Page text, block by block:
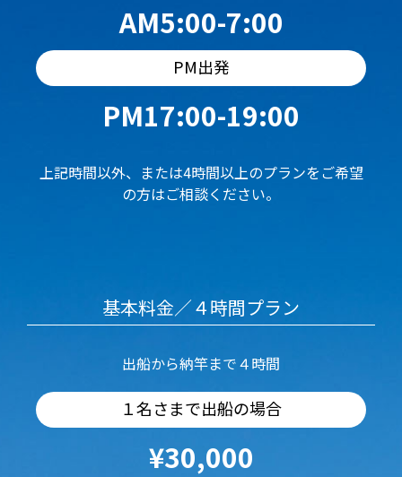
AM5:00-7:00
PM出発
PM17:00-19:00
上記時間以外、または4時間以上のプランをご希望
の方はご相談ください。
基本料金／４時間プラン
出船から納竿まで４時間
１名さまで出船の場合
¥30,000